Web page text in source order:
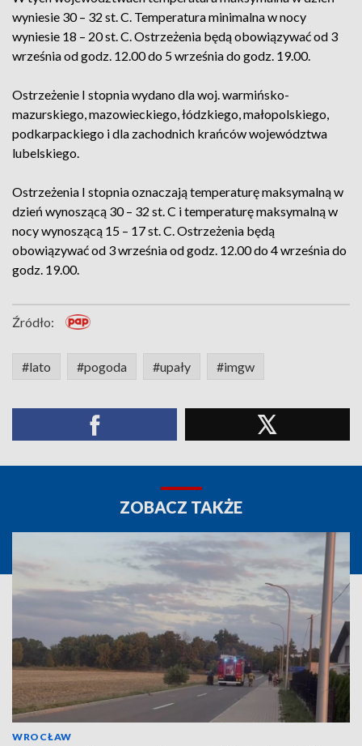
wyniesie 30 – 32 st. C. Temperatura minimalna w nocy
wyniesie 18 – 20 st. C. Ostrzeżenia będą obowiązywać od 3
września od godz. 12.00 do 5 września do godz. 19.00.
Ostrzeżenie I stopnia wydano dla woj. warmińsko-
mazurskiego, mazowieckiego, łódzkiego, małopolskiego,
podkarpackiego i dla zachodnich krańców województwa
lubelskiego.
Ostrzeżenia I stopnia oznaczają temperaturę maksymalną w
dzień wynoszącą 30 – 32 st. C i temperaturę maksymalną w
nocy wynoszącą 15 – 17 st. C. Ostrzeżenia będą
obowiązywać od 3 września od godz. 12.00 do 4 września do
godz. 19.00.
Źródło:
#lato #pogoda #upały #imgw
ZOBACZ TAKŻE
WROCŁAW